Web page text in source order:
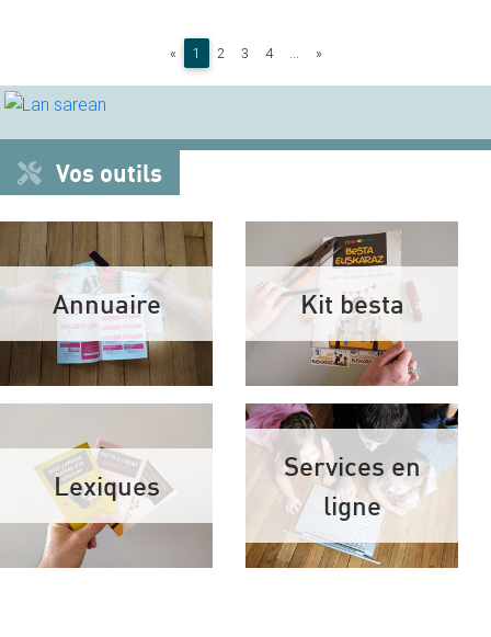
« 1 (current)
2 3 4 ... »
Vos outils
Annuaire Kit besta
Lexiques
Services en
ligne